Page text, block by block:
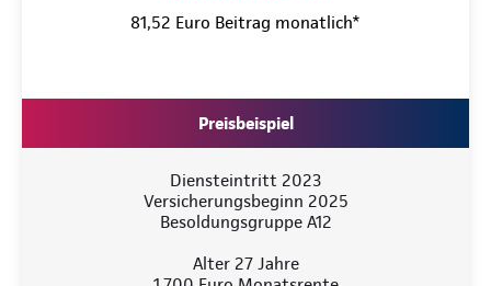
81,52 Euro Beitrag monatlich*
Preisbeispiel
Diensteintritt 2023
Versicherungsbeginn 2025
Besoldungsgruppe A12
Alter 27 Jahre